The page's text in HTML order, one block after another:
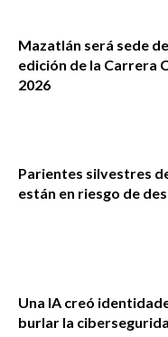
Mazatlán será sede
edición de la Carrera
2026
Parientes silvestres
están en riesgo de
Una IA creó
burlar la